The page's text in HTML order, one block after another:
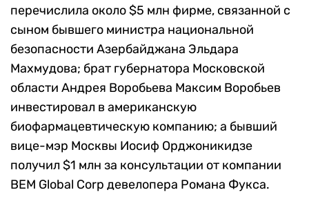
перечислила около $5 млн фирме, связанной с
сыном бывшего министра национальной
безопасности Азербайджана Эльдара
Махмудова; брат губернатора Московской
области Андрея Воробьева Максим Воробьев
инвестировал в американскую
биофармацевтическую компанию; а бывший
вице-мэр Москвы Иосиф Орджоникидзе
получил $1 млн за консультации от компании
BEM Global Corp девелопера Романа Фукса.